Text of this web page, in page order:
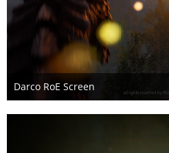
Darco RoE Screen
7. August 2018